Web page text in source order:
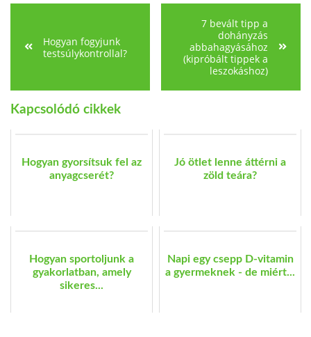
Hogyan fogyjunk
testsúlykontrollal?
7 bevált tipp a
dohányzás
abbahagyásához
(kipróbált tippek a
leszokáshoz)
Kapcsolódó cikkek
Hogyan gyorsítsuk fel az
anyagcserét?
Jó ötlet lenne áttérni a
zöld teára?
Hogyan sportoljunk a
gyakorlatban, amely
sikeres...
Napi egy csepp D-vitamin
a gyermeknek - de miért...